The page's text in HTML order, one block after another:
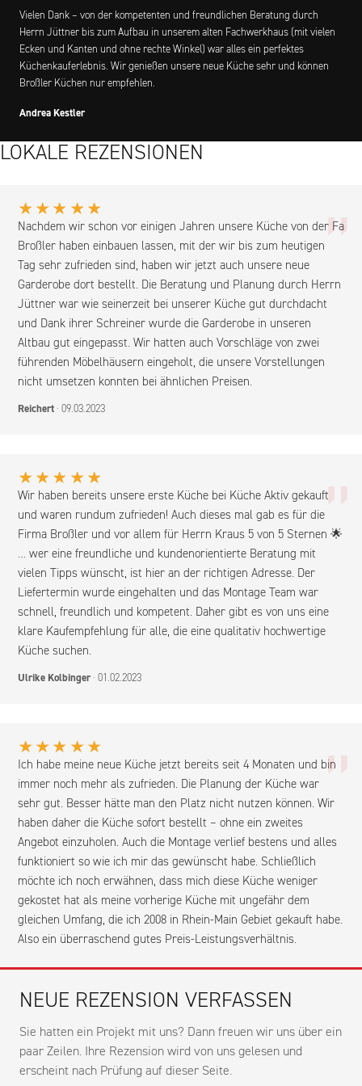
Vielen Dank – von der kompetenten und freundlichen Beratung durch
Herrn Jüttner bis zum Aufbau in unserem alten Fachwerkhaus (mit vielen
Ecken und Kanten und ohne rechte Winkel) war alles ein perfektes
Küchenkauferlebnis. Wir genießen unsere neue Küche sehr und können
Broßler Küchen nur empfehlen.
Andrea Kestler
LOKALE REZENSIONEN „
★★★★★
Nachdem wir schon vor einigen Jahren unsere Küche von der Fa
Broßler haben einbauen lassen, mit der wir bis zum heutigen
Tag sehr zufrieden sind, haben wir jetzt auch unsere neue
Garderobe dort bestellt. Die Beratung und Planung durch Herrn
Jüttner war wie seinerzeit bei unserer Küche gut durchdacht
und Dank ihrer Schreiner wurde die Garderobe in unseren
Altbau gut eingepasst. Wir hatten auch Vorschläge von zwei
führenden Möbelhäusern eingeholt, die unsere Vorstellungen
nicht umsetzen konnten bei ähnlichen Preisen.
Reichert · 09.03.2023
„
★★★★★
Wir haben bereits unsere erste Küche bei Küche Aktiv gekauft
und waren rundum zufrieden! Auch dieses mal gab es für die
Firma Broßler und vor allem für Herrn Kraus 5 von 5 Sternen 🌟
… wer eine freundliche und kundenorientierte Beratung mit
vielen Tipps wünscht, ist hier an der richtigen Adresse. Der
Liefertermin wurde eingehalten und das Montage Team war
schnell, freundlich und kompetent. Daher gibt es von uns eine
klare Kaufempfehlung für alle, die eine qualitativ hochwertige
Küche suchen.
Ulrike Kolbinger · 01.02.2023
„
★★★★★
Ich habe meine neue Küche jetzt bereits seit 4 Monaten und bin
immer noch mehr als zufrieden. Die Planung der Küche war
sehr gut. Besser hätte man den Platz nicht nutzen können. Wir
haben daher die Küche sofort bestellt – ohne ein zweites
Angebot einzuholen. Auch die Montage verlief bestens und alles
funktioniert so wie ich mir das gewünscht habe. Schließlich
möchte ich noch erwähnen, dass mich diese Küche weniger
gekostet hat als meine vorherige Küche mit ungefähr dem
gleichen Umfang, die ich 2008 in Rhein-Main Gebiet gekauft habe.
Also ein überraschend gutes Preis-Leistungsverhältnis.
NEUE REZENSION VERFASSEN
Sie hatten ein Projekt mit uns? Dann freuen wir uns über ein
paar Zeilen. Ihre Rezension wird von uns gelesen und
erscheint nach Prüfung auf dieser Seite.